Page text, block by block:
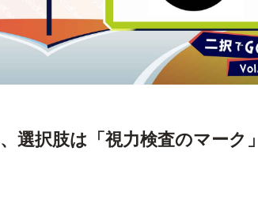
選択肢は「視力検査のマーク